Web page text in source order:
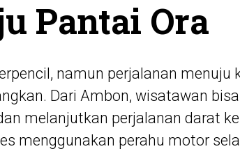
Pantai Ora
namun perjalanan menuju
Dari Ambon, wisatawan
melanjutkan perjalanan darat
menggunakan perahu motor